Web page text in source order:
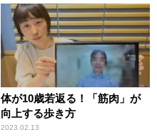
体が10歳若返る！「筋肉」が
向上する歩き方
2023.02.13